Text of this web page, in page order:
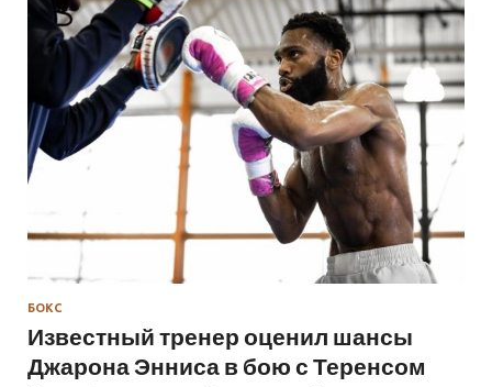
БОКС
Известный тренер оценил шансы
Джарона Энниса в бою с Теренсом